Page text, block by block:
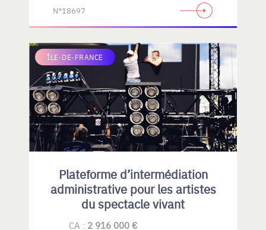
N°18697
ÎLE-DE-FRANCE
Plateforme d’intermédiation
administrative pour les artistes
du spectacle vivant
CA : 2 916 000 €